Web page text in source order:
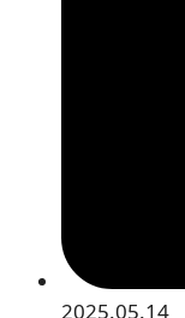
2025.05.14